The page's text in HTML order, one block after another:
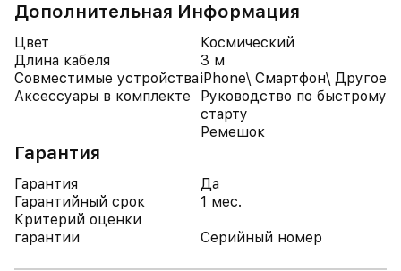
Дополнительная Информация
Цвет
Космический
Длина кабеля
3 м
Совместимые устройстваiPhone\ Смартфон\ Другое
Аксессуары в комплекте
Руководство по быстрому
старту
Ремешок
Гарантия
Гарантия
Да
Гарантийный срок
1 мес.
Критерий оценки
гарантии
Серийный номер